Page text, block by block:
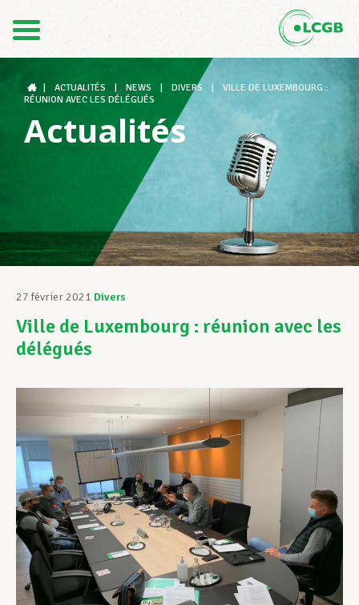
DE
Le LCGB
Structures syndicales
Assistance au Travail
Vos droits
Assistance en vie privée
Développement professionnel
Devenir Membre
Actualités
ACTUALITÉS NEWS DIVERS
VILLE DE LUXEMBOURG :
RÉUNION AVEC LES DÉLÉGUÉS
Actualités
27 février 2021 Divers
Ville de Luxembourg : réunion avec les
délégués